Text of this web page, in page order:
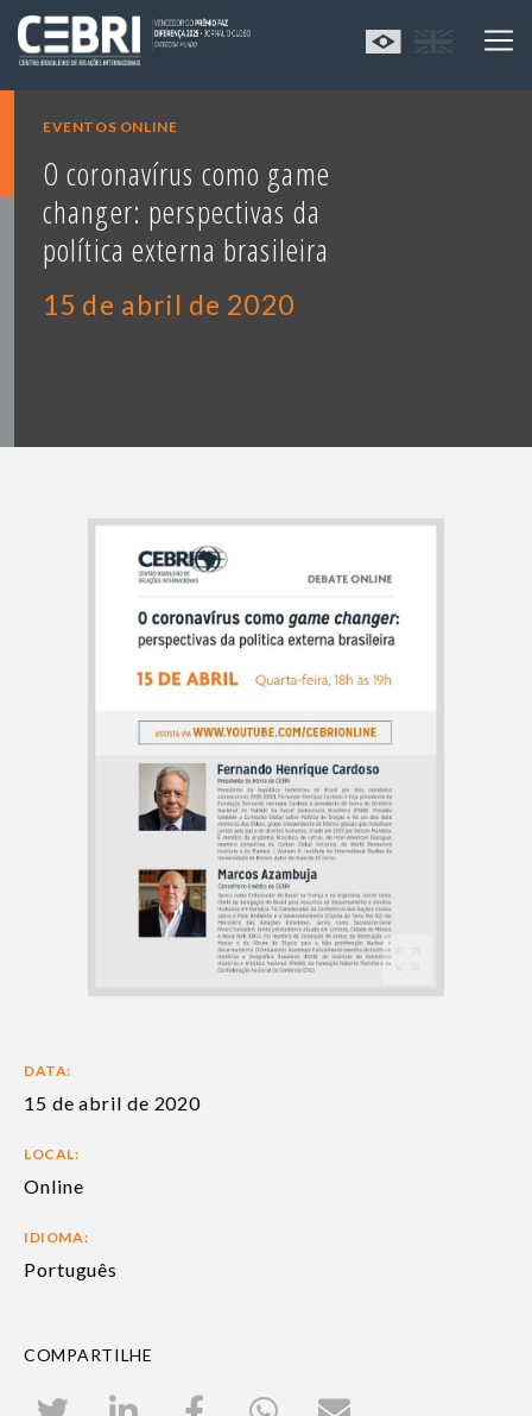
EVENTOS ONLINE
O coronavírus como game
changer: perspectivas da
política externa brasileira
15 de abril de 2020
DATA:
15 de abril de 2020
LOCAL:
Online
IDIOMA:
Português
COMPARTILHE